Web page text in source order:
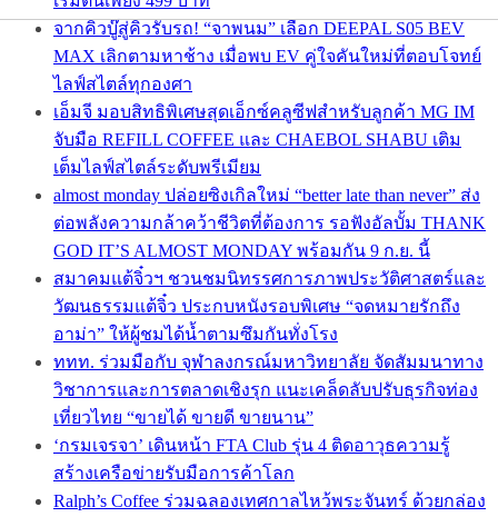
จากคิวบู๊สู่คิวรับรถ! “จาพนม” เลือก DEEPAL S05 BEV
MAX เลิกตามหาช้าง เมื่อพบ EV คู่ใจคันใหม่ที่ตอบโจทย์
ไลฟ์สไตล์ทุกองศา
เอ็มจี มอบสิทธิพิเศษสุดเอ็กซ์คลูซีฟสำหรับลูกค้า MG IM
จับมือ REFILL COFFEE และ CHAEBOL SHABU เติม
เต็มไลฟ์สไตล์ระดับพรีเมียม
almost monday ปล่อยซิงเกิลใหม่ “better late than never” ส่ง
ต่อพลังความกล้าคว้าชีวิตที่ต้องการ รอฟังอัลบั้ม THANK
GOD IT’S ALMOST MONDAY พร้อมกัน 9 ก.ย. นี้
สมาคมแต้จิ๋วฯ ชวนชมนิทรรศการภาพประวัติศาสตร์และ
วัฒนธรรมแต้จิ๋ว ประกบหนังรอบพิเศษ “จดหมายรักถึง
อาม่า” ให้ผู้ชมได้น้ำตามซึมกันทั่งโรง
ททท. ร่วมมือกับ จุฬาลงกรณ์มหาวิทยาลัย จัดสัมมนาทาง
วิชาการและการตลาดเชิงรุก แนะเคล็ดลับปรับธุรกิจท่อง
เที่ยวไทย “ขายได้ ขายดี ขายนาน”
‘กรมเจรจา’ เดินหน้า FTA Club รุ่น 4 ติดอาวุธความรู้
สร้างเครือข่ายรับมือการค้าโลก
Ralph’s Coffee ร่วมฉลองเทศกาลไหว้พระจันทร์ ด้วยกล่อง